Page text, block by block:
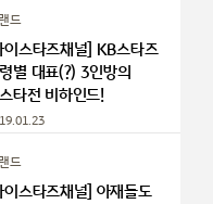
드
이스타즈채널] KB스타즈
별 대표(?) 3인방의
타전 비하인드!
드
이스타즈채널] 아재들도